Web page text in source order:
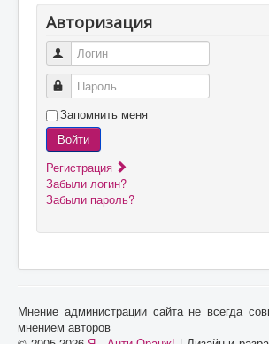
Авторизация
Логин
Пароль
Запомнить меня
Войти
Регистрация
Забыли логин?
Забыли пароль?
Мнение администрации сайта не всегда
мнением авторов